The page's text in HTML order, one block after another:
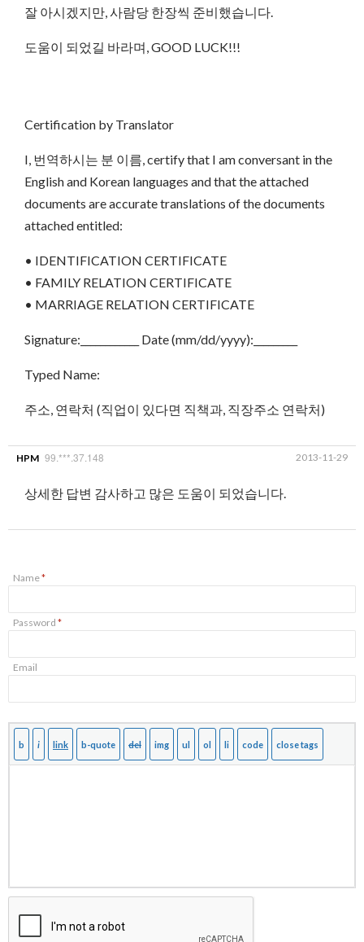
잘 아시겠지만, 사람당 한장씩 준비했습니다.
도움이 되었길 바라며, GOOD LUCK!!!
Certification by Translator
I, 번역하시는 분 이름, certify that I am conversant in the
English and Korean languages and that the attached
documents are accurate translations of the documents
attached entitled:
• IDENTIFICATION CERTIFICATE
• FAMILY RELATION CERTIFICATE
• MARRIAGE RELATION CERTIFICATE
Signature:____________ Date (mm/dd/yyyy):_________
Typed Name:
주소, 연락처 (직업이 있다면 직책과, 직장주소 연락처)
HPM 99.***.37.148 2013-11-29
상세한 답변 감사하고 많은 도움이 되었습니다.
Name*
Password *
Email